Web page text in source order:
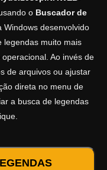
o Buscador de
Windows desenvolvido
legendas muito mais
Ao invés de
de arquivos ou ajustar
direta no menu de
a busca de legendas